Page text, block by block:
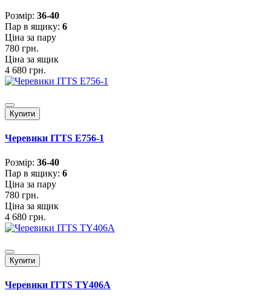
Розмiр: 36-40
Пар в ящику: 6
Ціна за пару
780 грн.
Ціна за ящик
4 680 грн.
Купити
Черевики ITTS E756-1
Розмiр: 36-40
Пар в ящику: 6
Ціна за пару
780 грн.
Ціна за ящик
4 680 грн.
Купити
Черевики ITTS TY406A